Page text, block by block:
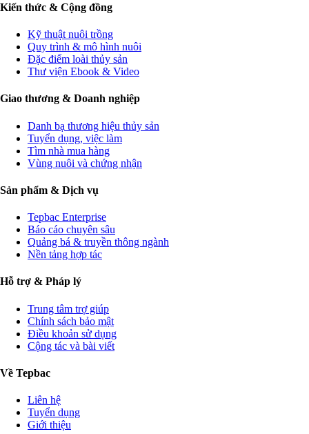
Kiến thức & Cộng đồng
Kỹ thuật nuôi trồng
Quy trình & mô hình nuôi
Đặc điểm loài thủy sản
Thư viện Ebook & Video
Giao thương & Doanh nghiệp
Danh bạ thương hiệu thủy sản
Tuyển dụng, việc làm
Tìm nhà mua hàng
Vùng nuôi và chứng nhận
Sản phẩm & Dịch vụ
Tepbac Enterprise
Báo cáo chuyên sâu
Quảng bá & truyền thông ngành
Nền tảng hợp tác
Hỗ trợ & Pháp lý
Trung tâm trợ giúp
Chính sách bảo mật
Điều khoản sử dụng
Cộng tác và bài viết
Về Tepbac
Liên hệ
Tuyển dụng
Giới thiệu